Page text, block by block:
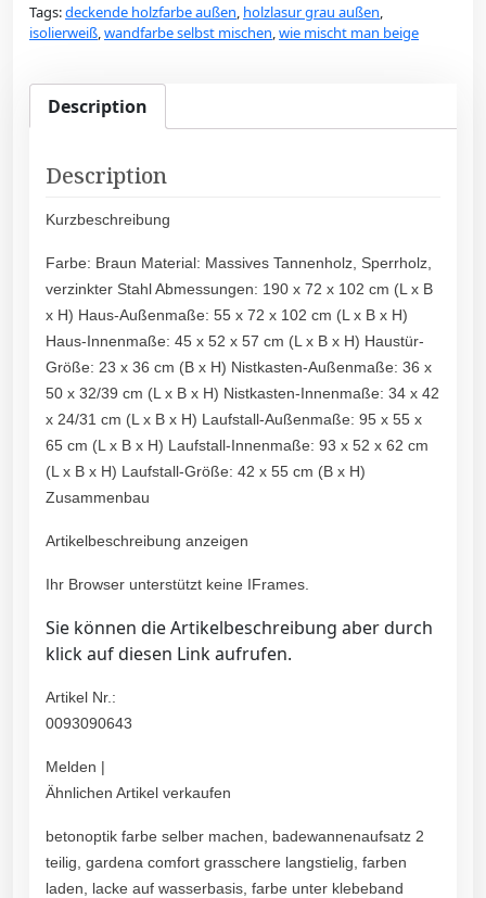
Tags:deckende holzfarbe außen, holzlasur grau außen,
isolierweiß,wandfarbe selbst mischen,wie mischt man beige
Description
Description
Kurzbeschreibung
Farbe: Braun Material: Massives Tannenholz, Sperrholz,
verzinkter Stahl Abmessungen: 190 x 72 x 102 cm (L x B
x H) Haus-Außenmaße: 55 x 72 x 102 cm (L x B x H)
Haus-Innenmaße: 45 x 52 x 57 cm (L x B x H) Haustür-
Größe: 23 x 36 cm (B x H) Nistkasten-Außenmaße: 36 x
50 x 32/39 cm (L x B x H) Nistkasten-Innenmaße: 34 x 42
x 24/31 cm (L x B x H) Laufstall-Außenmaße: 95 x 55 x
65 cm (L x B x H) Laufstall-Innenmaße: 93 x 52 x 62 cm
(L x B x H) Laufstall-Größe: 42 x 55 cm (B x H)
Zusammenbau
Artikelbeschreibung anzeigen
Ihr Browser unterstützt keine IFrames.
Sie können die Artikelbeschreibung aber durch
klick auf diesen Link aufrufen.
Artikel Nr.:
0093090643
Melden |
Ähnlichen Artikel verkaufen
betonoptik farbe selber machen, badewannenaufsatz 2
teilig, gardena comfort grasschere langstielig, farben
laden, lacke auf wasserbasis, farbe unter klebeband